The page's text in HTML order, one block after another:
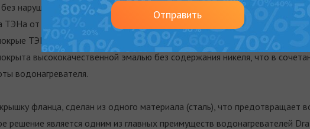
нарушения герметичности бака водонагревателя. Преимуществом
от возникновения накипи, что выгодно отличает водонагреватели
ТЭНы».
высококачественной эмалью без содержания никеля, что в
водонагревателя.
фланца, сделан из одного материала (сталь), что предотвращает
решение является одним из главных преимуществ водонагревателей
Отправить